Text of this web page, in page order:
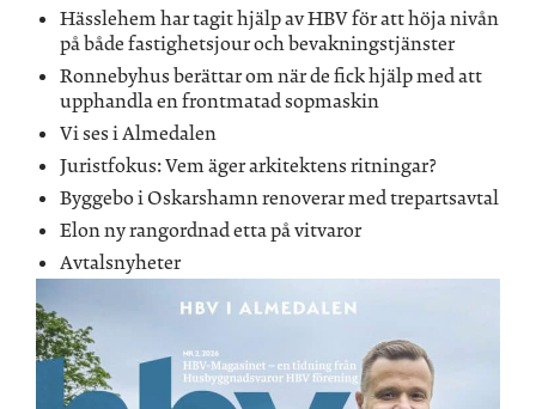
Hässlehem har tagit hjälp av HBV för att höja nivån
på både fastighetsjour och bevakningstjänster
Ronnebyhus berättar om när de fick hjälp med att
upphandla en frontmatad sopmaskin
Vi ses i Almedalen
Juristfokus: Vem äger arkitektens ritningar?
Byggebo i Oskarshamn renoverar med trepartsavtal
Elon ny rangordnad etta på vitvaror
Avtalsnyheter